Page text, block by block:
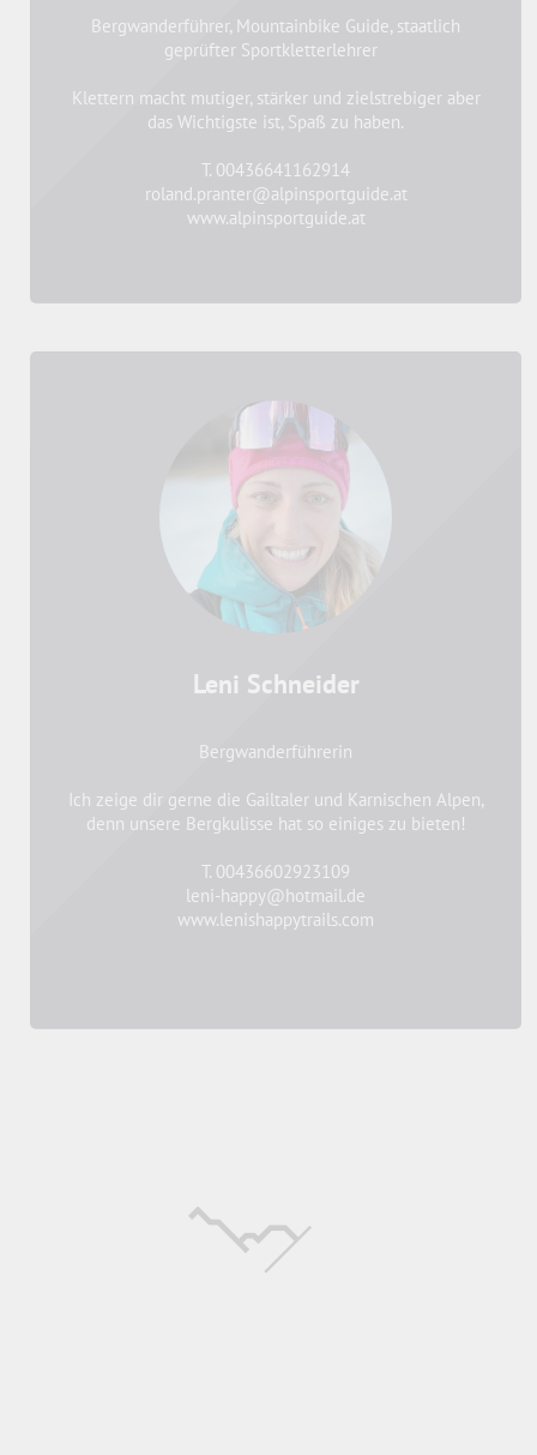
Bergwanderführer, Mountainbike Guide, staatlich
geprüfter Sportkletterlehrer
Klettern macht mutiger, stärker und zielstrebiger aber
das Wichtigste ist, Spaß zu haben.
T. 00436641162914
roland.pranter@alpinsportguide.at
www.alpinsportguide.at
Leni Schneider
Bergwanderführerin
Ich zeige dir gerne die Gailtaler und Karnischen Alpen,
denn unsere Bergkulisse hat so einiges zu bieten!
T. 00436602923109
leni-happy@hotmail.de
www.lenishappytrails.com